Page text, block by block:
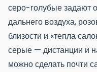
серо-голубые задают
дальнего воздуха,
близости и «тепла
серые — дистанции и
можно сделать почти